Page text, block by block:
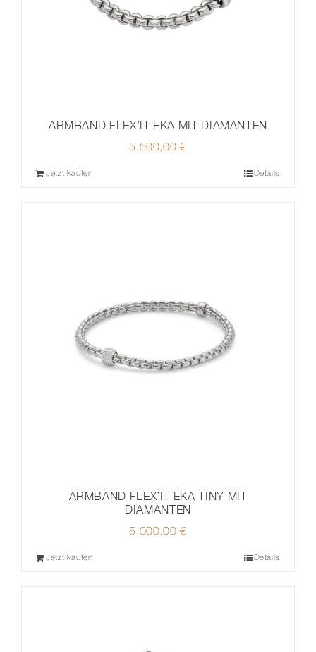
ARMBAND FLEX’IT EKA MIT DIAMANTEN
5.500,00€
Jetzt kaufen Details
ARMBAND FLEX’IT EKA TINY MIT
DIAMANTEN
5.000,00€
Jetzt kaufen Details